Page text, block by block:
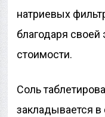
натриевых
благодаря
стоимости.
Соль
закладывается